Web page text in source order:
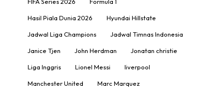
Hasil Piala Dunia 2026 Hyundai Hillstate
Jadwal Liga Champions Jadwal Timnas Indonesia
Janice Tjen John Herdman Jonatan christie
Liga Inggris Lionel Messi liverpool
Manchester United Marc Marquez